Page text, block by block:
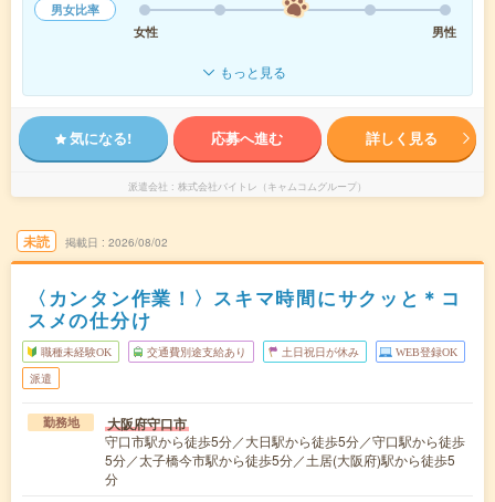
男女比率
女性
男性
もっと見る
気になる! 応募へ進む 詳しく見る
派遣会社 株式会社バイトレ（キャムコムグループ）
未読 掲載日 2026/08/02
〈カンタン作業！〉スキマ時間にサクッと＊コ
スメの仕分け
職種未経験OK 交通費別途支給あり 土日祝日が休み WEB登録OK
派遣
勤務地 大阪府守口市
守口市駅から徒歩5分／大日駅から徒歩5分／守口駅から徒歩
5分／太子橋今市駅から徒歩5分／土居(大阪府)駅から徒歩5
分